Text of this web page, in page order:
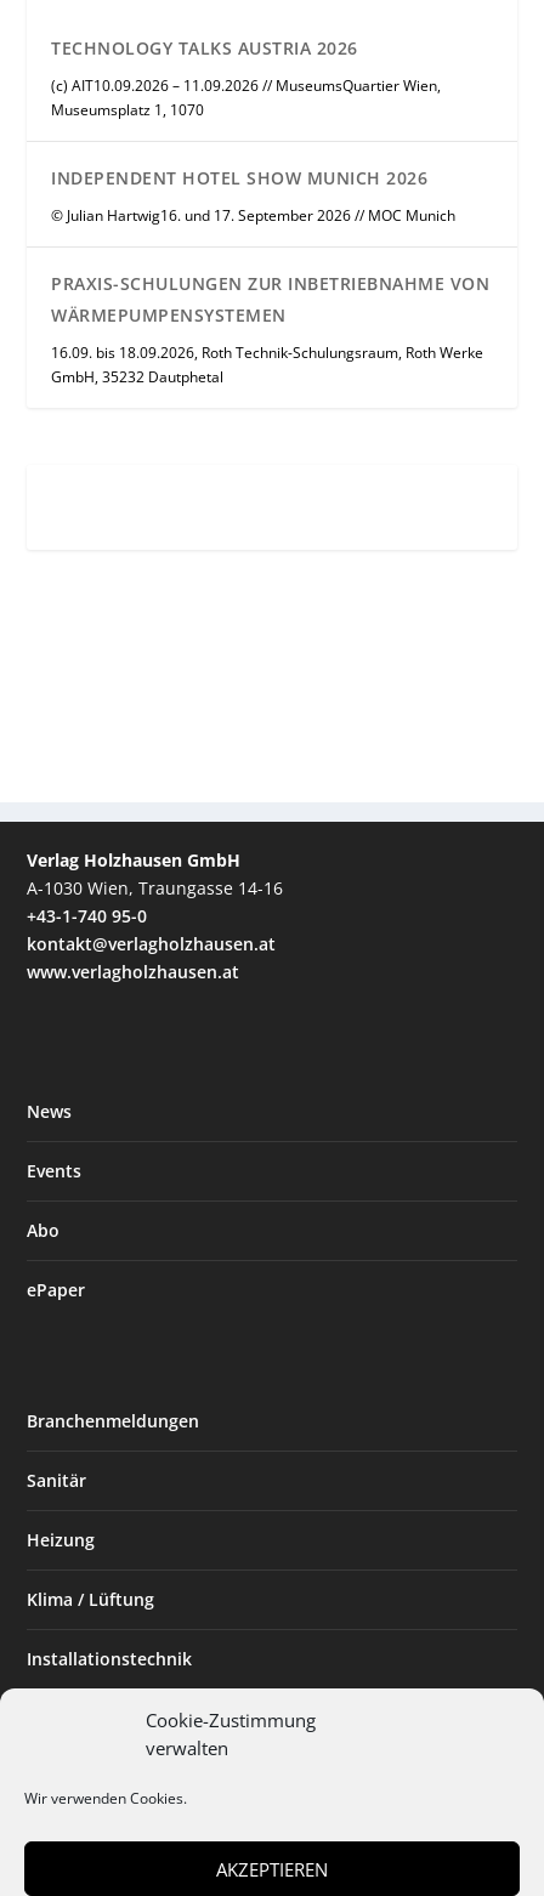
Cookie-Zustimmung
verwalten
Wir verwenden Cookies.
AKZEPTIEREN
TECHNOLOGY TALKS AUSTRIA 2026
(c) AIT10.09.2026 – 11.09.2026 // MuseumsQuartier Wien,
Museumsplatz 1, 1070
INDEPENDENT HOTEL SHOW MUNICH 2026
© Julian Hartwig16. und 17. September 2026 // MOC Munich
PRAXIS-SCHULUNGEN ZUR INBETRIEBNAHME VON
WÄRMEPUMPENSYSTEMEN
16.09. bis 18.09.2026, Roth Technik-Schulungsraum, Roth Werke
GmbH, 35232 Dautphetal
Verlag Holzhausen GmbH
A-1030 Wien, Traungasse 14-16
+43-1-740 95-0
kontakt@verlagholzhausen.at
www.verlagholzhausen.at
News
Events
Abo
ePaper
Branchenmeldungen
Sanitär
Heizung
Klima / Lüftung
Installationstechnik
Planen & Bauen
Installateur des Monats